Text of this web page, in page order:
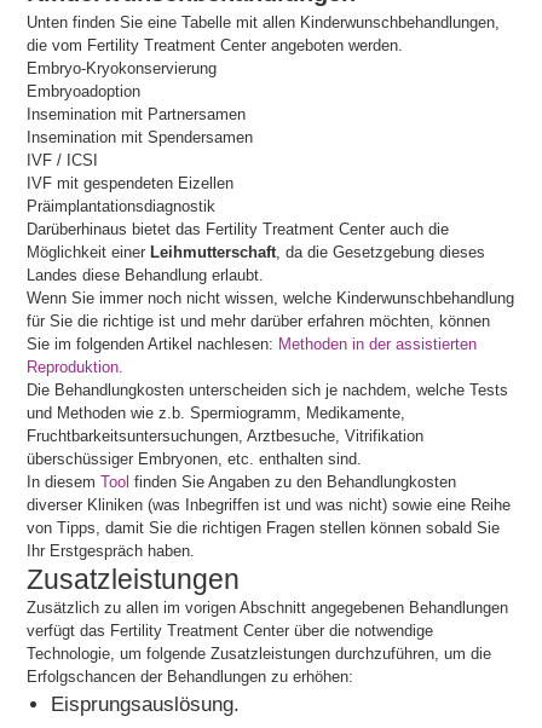
Unten finden Sie eine Tabelle mit allen Kinderwunschbehandlungen,
die vom Fertility Treatment Center angeboten werden.
Embryo-Kryokonservierung
Embryoadoption
Insemination mit Partnersamen
Insemination mit Spendersamen
IVF / ICSI
IVF mit gespendeten Eizellen
Präimplantationsdiagnostik
Darüberhinaus bietet das Fertility Treatment Center auch die
Möglichkeit einerLeihmutterschaft , da die Gesetzgebung dieses
Landes diese Behandlung erlaubt.
Wenn Sie immer noch nicht wissen, welche Kinderwunschbehandlung
für Sie die richtige ist und mehr darüber erfahren möchten, können
Sie im folgenden Artikel nachlesen: Methoden in der assistierten
Reproduktion.
Die Behandlungkosten unterscheiden sich je nachdem, welche Tests
und Methoden wie z.b. Spermiogramm, Medikamente,
Fruchtbarkeitsuntersuchungen, Arztbesuche, Vitrifikation
überschüssiger Embryonen, etc. enthalten sind.
In diesemTool finden Sie Angaben zu den Behandlungkosten
diverser Kliniken (was Inbegriffen ist und was nicht) sowie eine Reihe
von Tipps, damit Sie die richtigen Fragen stellen können sobald Sie
Ihr Erstgespräch haben.
Zusatzleistungen
Zusätzlich zu allen im vorigen Abschnitt angegebenen Behandlungen
verfügt das Fertility Treatment Center über die notwendige
Technologie, um folgende Zusatzleistungen durchzuführen, um die
Erfolgschancen der Behandlungen zu erhöhen:
Eisprungsauslösung.